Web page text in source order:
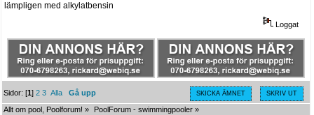
lämpligen med alkylatbensin
Loggat
SKICKA ÄMNET SKRIV UT
Sidor: [1]2 3 Alla
Gå upp
Allt om pool, Poolforum! » PoolForum - swimmingpooler »